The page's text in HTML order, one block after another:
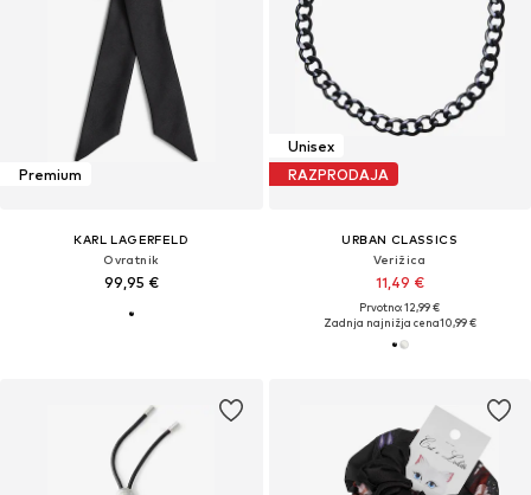
Premium
KARL LAGERFELD
Ovratnik
99,95 €
Unisex
RAZPRODAJA
URBAN CLASSICS
Verižica
11,49 €
Prvotno: 12,99 €
Zadnja najnižja cena10,99 €